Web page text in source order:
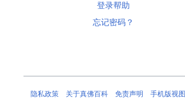
登录帮助
忘记密码？
隐私政策 关于真佛百科 免责声明 手机版视图